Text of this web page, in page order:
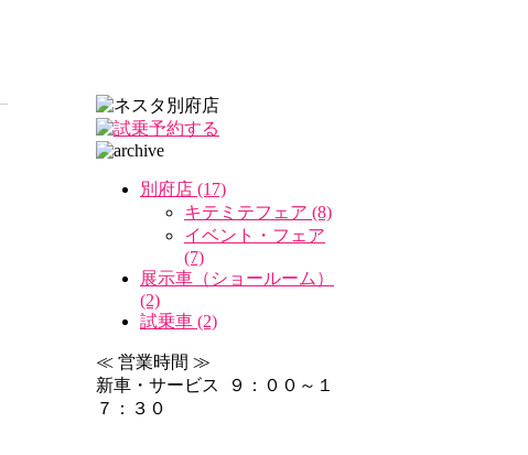
別府店 (17)
キテミテフェア (8)
イベント・フェア
(7)
展示車（ショールーム）
(2)
試乗車 (2)
≪ 営業時間 ≫
新車・サービス ９：００～１
７：３０